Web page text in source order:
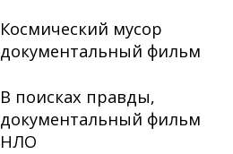
Космический мусор
документальный фильм
В поисках правды,
документальный фильм
НЛО